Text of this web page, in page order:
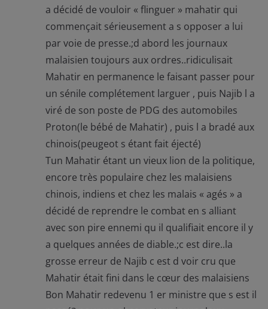
a décidé de vouloir « flinguer » mahatir qui
commençait sérieusement a s opposer a lui
par voie de presse.;d abord les journaux
malaisien toujours aux ordres..ridiculisait
Mahatir en permanence le faisant passer pour
un sénile complétement larguer , puis Najib l a
viré de son poste de PDG des automobiles
Proton(le bébé de Mahatir) , puis l a bradé aux
chinois(peugeot s étant fait éjecté)
Tun Mahatir étant un vieux lion de la politique,
encore très populaire chez les malaisiens
chinois, indiens et chez les malais « agés » a
décidé de reprendre le combat en s alliant
avec son pire ennemi qu il qualifiait encore il y
a quelques années de diable.;c est dire..la
grosse erreur de Najib c est d voir cru que
Mahatir était fini dans le cœur des malaisiens
Bon Mahatir redevenu 1 er ministre que s est il